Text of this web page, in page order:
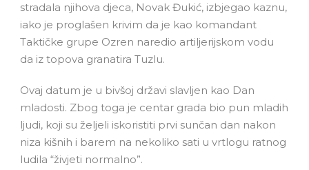
stradala njihova djeca, Novak Đukić, izbjegao kaznu,
iako je proglašen krivim da je kao komandant
Taktičke grupe Ozren naredio artiljerijskom vodu
da iz topova granatira Tuzlu.
Ovaj datum je u bivšoj državi slavljen kao Dan
mladosti. Zbog toga je centar grada bio pun mladih
ljudi, koji su željeli iskoristiti prvi sunčan dan nakon
niza kišnih i barem na nekoliko sati u vrtlogu ratnog
ludila “živjeti normalno”.